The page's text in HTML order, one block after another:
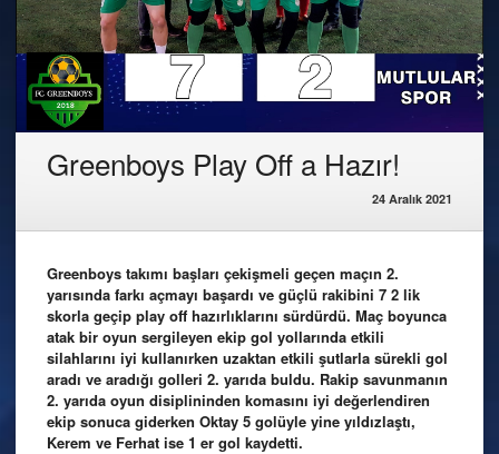
Greenboys Play Off a Hazır!
24 Aralık 2021
Greenboys takımı başları çekişmeli geçen maçın 2.
yarısında farkı açmayı başardı ve güçlü rakibini 7 2 lik
skorla geçip play off hazırlıklarını sürdürdü. Maç boyunca
atak bir oyun sergileyen ekip gol yollarında etkili
silahlarını iyi kullanırken uzaktan etkili şutlarla sürekli gol
aradı ve aradığı golleri 2. yarıda buldu. Rakip savunmanın
2. yarıda oyun disiplininden komasını iyi değerlendiren
ekip sonuca giderken Oktay 5 golüyle yine yıldızlaştı,
Kerem ve Ferhat ise 1 er gol kaydetti.